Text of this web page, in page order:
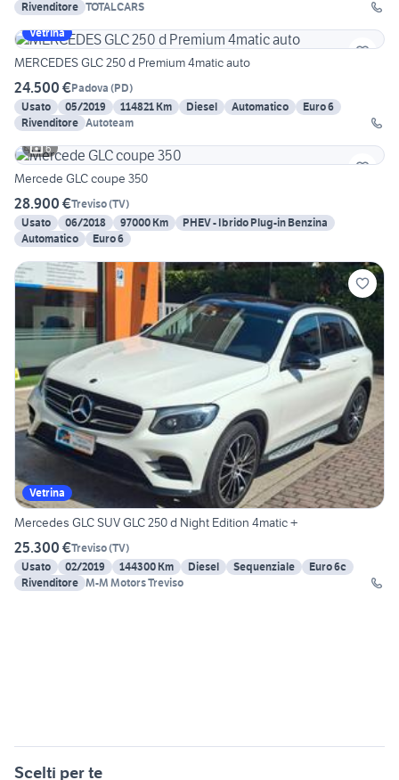
Rivenditore TOTALCARS
Vetrina
MERCEDES GLC 250 d Premium 4matic auto
24.500 €Padova (PD)
Usato
05/2019 114821 Km Diesel Automatico
Euro 6
Rivenditore Autoteam
6
Mercede GLC coupe 350
28.900 €Treviso(TV)
Usato
06/2018 97000 Km
PHEV - Ibrido Plug-in Benzina
Automatico
Euro 6
Vetrina
Mercedes GLC SUV GLC 250 d Night Edition 4matic +
25.300 €Treviso(TV)
Usato
02/2019 144300 Km Diesel Sequenziale
Euro 6c
Rivenditore M-M Motors Treviso
Scelti per te